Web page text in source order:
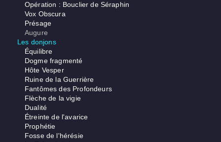
Opération : Bouclier de Séraphin
Vox Obscura
Présage
Augure
Les donjons
Équilibre
Dogme fragmenté
Hôte Vesper
Ruine de la Guerrière
Fantômes des Profondeurs
Flèche de la vigie
Dualité
Étreinte de l'avarice
Prophétie
Fosse de l'hérésie